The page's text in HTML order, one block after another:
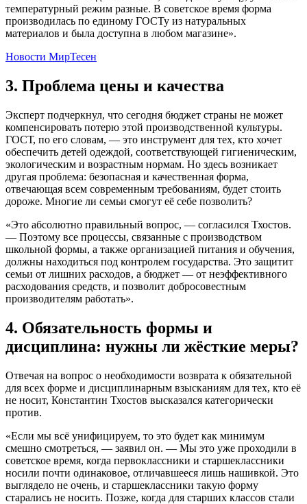
температурный режим разные. В советское время форма
производилась по единому ГОСТу из натуральных
материалов и была доступна в любом магазине».
Новости МирТесен
3. Проблема цены и качества
Эксперт подчеркнул, что сегодня бюджет страны не может
компенсировать потерю этой производственной культуры.
ГОСТ, по его словам, — это инструмент для тех, кто хочет
обеспечить детей одеждой, соответствующей гигиеническим,
экологическим и возрастным нормам. Но здесь возникает
другая проблема: безопасная и качественная форма,
отвечающая всем современным требованиям, будет стоить
дороже. Многие ли семьи смогут её себе позволить?
«Это абсолютно правильный вопрос, — согласился Тхостов.
— Поэтому все процессы, связанные с производством
школьной формы, а также организацией питания и обучения,
должны находиться под контролем государства. Это защитит
семьи от лишних расходов, а бюджет — от неэффективного
расходования средств, и позволит добросовестным
производителям работать».
4. Обязательность формы и
дисциплина: нужны ли жёсткие меры?
Отвечая на вопрос о необходимости возврата к обязательной
для всех форме и дисциплинарным взысканиям для тех, кто её
не носит, Константин Тхостов высказался категорически
против.
«Если мы всё унифицируем, то это будет как минимум
смешно смотреться, — заявил он. — Мы это уже проходили в
советское время, когда первоклассники и старшеклассники
носили почти одинаковое, отличавшееся лишь нашивкой. Это
выглядело не очень, и старшеклассники такую форму
старались не носить. Позже, когда для старших классов стали